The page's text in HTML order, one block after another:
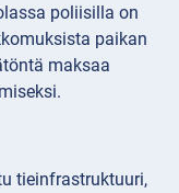
poliisilla on
paikan
maksaa
tieinfrastruktuuri,